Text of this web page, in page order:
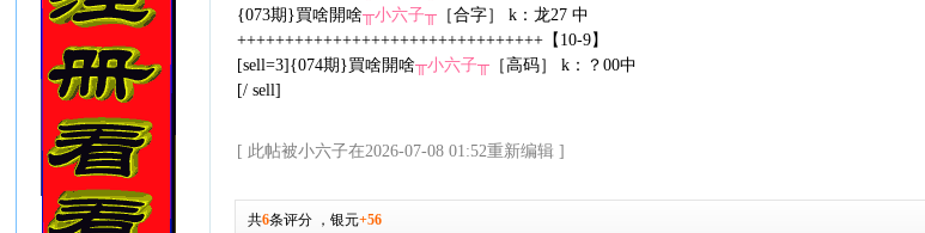
{073期}買啥開啥╥小六子╥ ［合字］ k：龙27 中
++++++++++++++++++++++++++++++++【10-9】
[sell=3]{074期}買啥開啥╥小六子╥ ［高码］ k：？00中
[/ sell]
[ 此帖被小六子在2026-07-08 01:52重新编辑 ]
共6条评分 ，银元+56